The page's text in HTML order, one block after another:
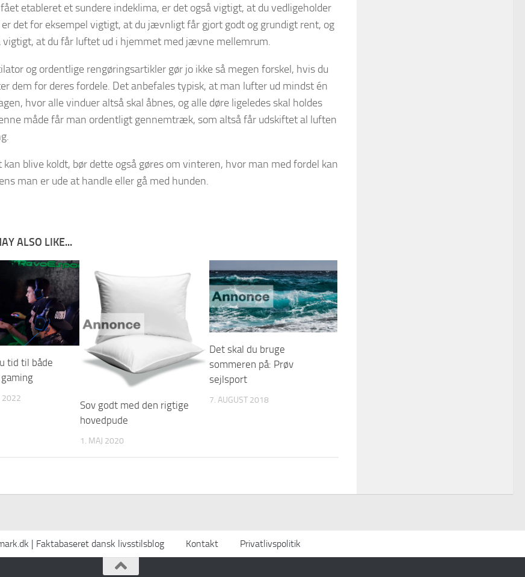
etableret et sundere indeklima, er det også vigtigt, at du vedligeholder
det for eksempel vigtigt, at du jævnligt får gjort godt og grundigt rent, og
vigtigt, at du får luftet ud i hjemmet med jævne mellemrum.
og ordentlige rengøringsartikler gør jo ikke så megen forskel, hvis du
dem for deres fordele. Det anbefales typisk, at man lufter ud mindst én
hvor alle vinduer altså skal åbnes, og alle døre ligeledes skal holdes
måde får man ordentligt gennemtræk, som altså får udskiftet al luften
kan blive koldt, bør dette også gøres om vinteren, hvor man med fordel kan
man er ude at handle eller gå med hunden.
ALSO LIKE...
tid til både
2022
Sov godt med den rigtige
hovedpude
1. MAJ 2020
Det skal du bruge
sommeren på: Prøv
sejlsport
7. AUGUST 2018
| Faktabaseret dansk livsstilsblog Kontakt Privatlivspolitik